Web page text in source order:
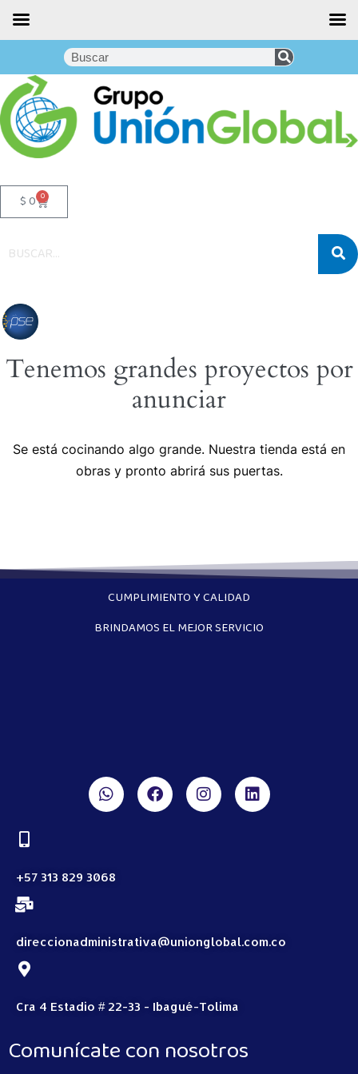
$0 0
Tenemos grandes proyectos por
anunciar
Se está cocinando algo grande. Nuestra tienda está en
obras y pronto abrirá sus puertas.
CUMPLIMIENTO Y CALIDAD
BRINDAMOS EL MEJOR SERVICIO
+57 313 829 3068
direccionadministrativa@unionglobal.com.co
Cra 4 Estadio # 22-33 - Ibagué-Tolima
Comunícate con nosotros